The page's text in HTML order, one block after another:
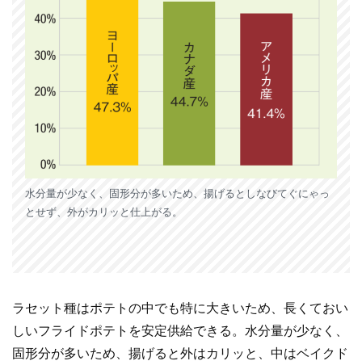
水分量が少なく、固形分が多いため、揚げるとしなびてぐにゃっ
とせず、外がカリッと仕上がる。
ラセット種はポテトの中でも特に大きいため、長くておい
しいフライドポテトを安定供給できる。水分量が少なく、
固形分が多いため、揚げると外はカリッと、中はベイクド